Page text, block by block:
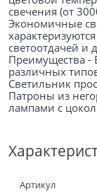
свечения (от
Экономичные
светоотдачей и
Преимущества -
различных
Светильник
Патроны из
лампами с
Артикул